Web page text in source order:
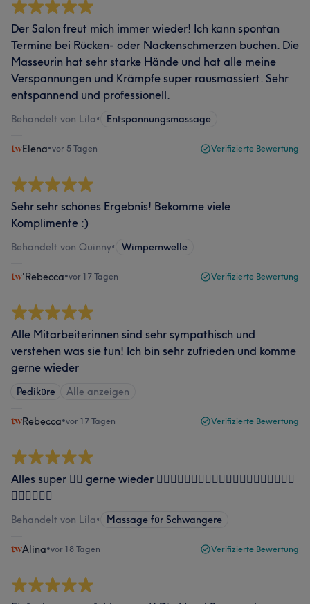
Der Salon freut mich immer wieder! Ich kann spontan
Termine bei Rücken- oder Nackenschmerzen buchen. Die
Masseurin hat sehr starke Hände und hat alle meine
Verspannungen und Krämpfe super rausmassiert. Sehr
entspannend und professionell.
Behandelt von Lila• Entspannungsmassage
Elena•vor 5 Tagen Verifizierte Bewertung
Sehr sehr schönes Ergebnis! Bekomme viele
Komplimente :)
Behandelt von Quinny• Wimpernwelle
'Rebecca•vor 17 Tagen Verifizierte Bewertung
Alle Mitarbeiterinnen sind sehr sympathisch und
verstehen was sie tun! Ich bin sehr zufrieden und komme
gerne wieder
Pediküre Alle anzeigen
Rebecca•vor 17 Tagen Verifizierte Bewertung
Alles super 👍🏻 gerne wieder 👍🏻👍🏻👍🏻👍🏻👍🏻👍🏻👍🏻👍🏻👍🏻👍🏻
👍🏻👍🏻👍🏻
Behandelt von Lila• Massage für Schwangere
Alina•vor 18 Tagen Verifizierte Bewertung